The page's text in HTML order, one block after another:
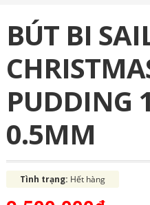
BÚT BI
PUDDING
0.5MM
Tình trạng: Hết hàng